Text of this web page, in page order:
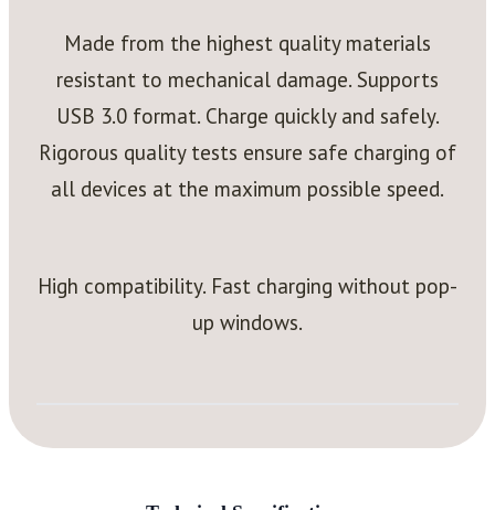
Made from the highest quality materials
resistant to mechanical damage. Supports
USB 3.0 format. Charge quickly and safely.
Rigorous quality tests ensure safe charging of
all devices at the maximum possible speed.
High compatibility. Fast charging without pop-
up windows.